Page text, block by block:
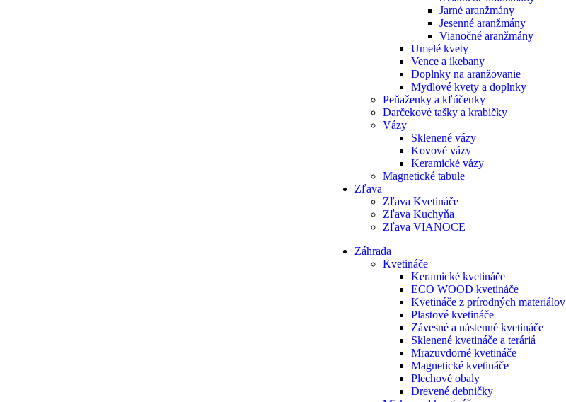
Jarné aranžmány
Jesenné aranžmány
Vianočné aranžmány
Umelé kvety
Vence a ikebany
Doplnky na aranžovanie
Mydlové kvety a doplnky
Peňaženky a kľúčenky
Darčekové tašky a krabičky
Vázy
Sklenené vázy
Kovové vázy
Keramické vázy
Magnetické tabule
Zľava
Zľava Kvetináče
Zľava Kuchyňa
Zľava VIANOCE
Záhrada
Kvetináče
Keramické kvetináče
ECO WOOD kvetináče
Kvetináče z prírodných materiálov
Plastové kvetináče
Závesné a nástenné kvetináče
Sklenené kvetináče a teráriá
Mrazuvdorné kvetináče
Magnetické kvetináče
Plechové obaly
Drevené debničky